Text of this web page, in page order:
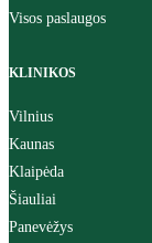
Visos paslaugos
KLINIKOS
Vilnius
Kaunas
Klaipėda
Šiauliai
Panevėžys